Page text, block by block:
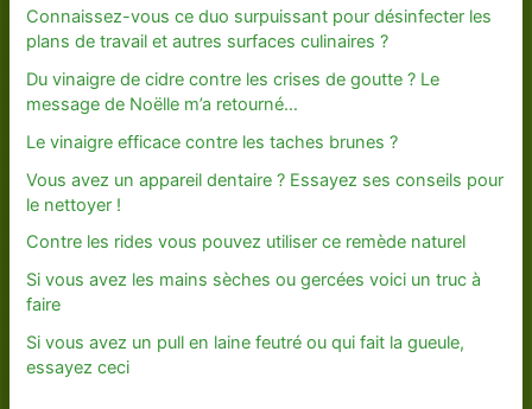
Connaissez-vous ce duo surpuissant pour désinfecter les
plans de travail et autres surfaces culinaires ?
Du vinaigre de cidre contre les crises de goutte ? Le
message de Noëlle m’a retourné…
Le vinaigre efficace contre les taches brunes ?
Vous avez un appareil dentaire ? Essayez ses conseils pour
le nettoyer !
Contre les rides vous pouvez utiliser ce remède naturel
Si vous avez les mains sèches ou gercées voici un truc à
faire
Si vous avez un pull en laine feutré ou qui fait la gueule,
essayez ceci